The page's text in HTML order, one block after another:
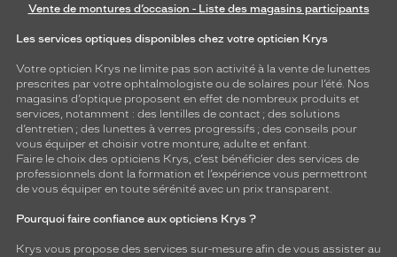
Vente de montures d’occasion - Liste des magasins participants
Les services optiques disponibles chez votre opticien Krys
Votre opticien Krys ne limite pas son activité à la vente de lunettes
prescrites par votre ophtalmologiste ou de solaires pour l’été. Nos
magasins d’optique proposent en effet de nombreux produits et
services, notamment : des lentilles de contact ; des solutions
d’entretien ; des lunettes à verres progressifs ; des conseils pour
vous équiper et choisir votre monture, adulte et enfant.
Faire le choix des opticiens Krys, c’est bénéficier des services de
professionnels dont la formation et l’expérience vous permettront
de vous équiper en toute sérénité avec un prix transparent.
Pourquoi faire confiance aux opticiens Krys ?
Krys vous propose des services sur-mesure afin de vous assister au